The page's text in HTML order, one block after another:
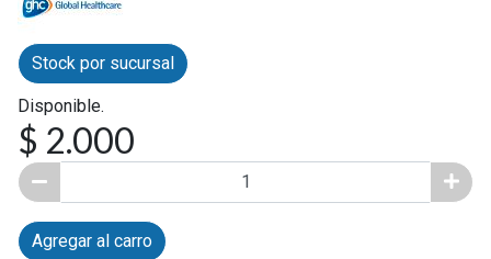
Stock por sucursal
Disponible.
$ 2.000
Agregar al carro